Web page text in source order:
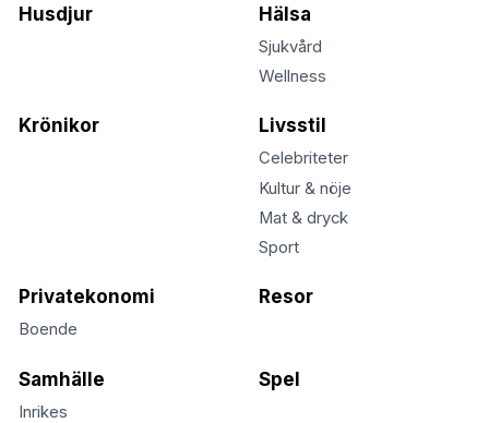
Husdjur Hälsa
Sjukvård
Wellness
Krönikor Livsstil
Celebriteter
Kultur & nöje
Mat & dryck
Sport
Privatekonomi
Boende
Resor
Samhälle
Inrikes
Spel